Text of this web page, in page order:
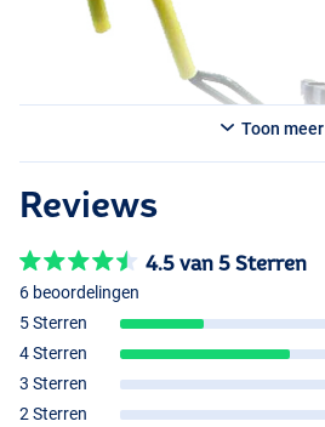
Toon meer
Reviews
4.5 van 5 Sterren
6 beoordelingen
5 Sterren
4 Sterren
3 Sterren
2 Sterren